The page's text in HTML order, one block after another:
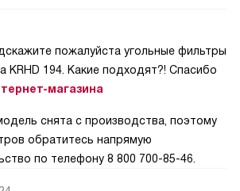
пожалуйста угольные фильтры
KRHD 194. Какие подходят?! Спасибо
магазина
снята с производства, поэтому
обратитесь напрямую
по телефону 8 800 700-85-46.